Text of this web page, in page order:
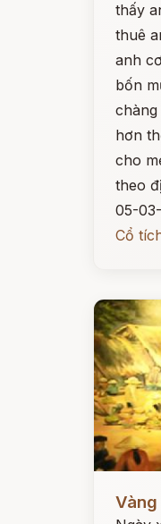
thấy
thuê
anh
bốn
hơn
cho
theo
05-
Cổ